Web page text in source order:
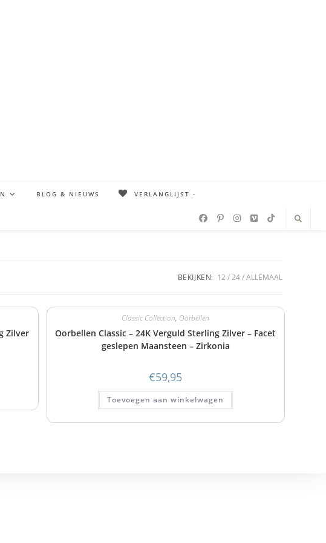
BLOG & NIEUWS VERLANGLIJST -
BEKIJKEN: 12 24 ALLEMAAL
Zilver
Classic Collection, Oorbellen
Oorbellen Classic – 24K Verguld Sterling Zilver – Facet
geslepen Maansteen – Zirkonia
€59,95
Toevoegen aan winkelwagen